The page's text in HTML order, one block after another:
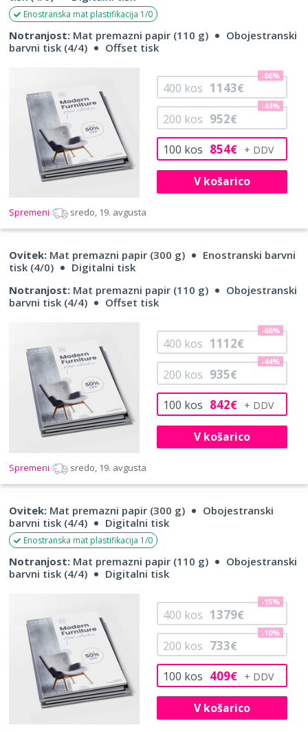
Enostranska mat plastifikacija 1/0
Notranjost: Mat premazni papir (110 g)
Obojestranski
barvni tisk (4/4)
Offset tisk
100 kos 854€
200 kos 952€
-44%
400 kos 1143€
-66%
V košarico
Spremeni sredo, 19. avgusta
Ovitek: Mat premazni papir (300 g)
Enostranski barvni
tisk (4/0)
Digitalni tisk
Notranjost: Mat premazni papir (110 g)
Obojestranski
barvni tisk (4/4)
Offset tisk
100 kos 842€
200 kos 935€
-44%
400 kos 1112€
-66%
V košarico
Spremeni sredo, 19. avgusta
Ovitek: Mat premazni papir (300 g)
Obojestranski
barvni tisk (4/4)
Digitalni tisk
Enostranska mat plastifikacija 1/0
Notranjost: Mat premazni papir (110 g)
Obojestranski
barvni tisk (4/4)
Digitalni tisk
100 kos 409€
200 kos 733€
-10%
400 kos 1379€
-15%
V košarico